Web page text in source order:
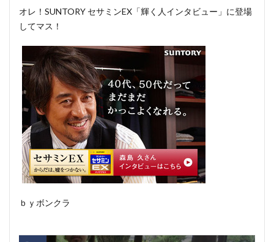
オレ！SUNTORY セサミンEX「輝く人インタビュー」に登場
してマス！
ｂｙボンクラ